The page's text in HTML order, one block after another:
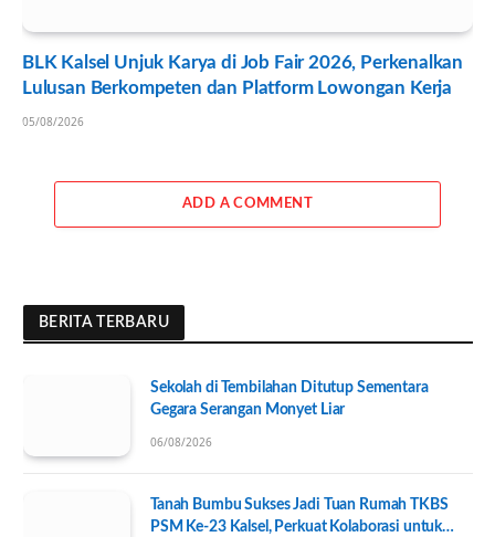
BLK Kalsel Unjuk Karya di Job Fair 2026, Perkenalkan
Lulusan Berkompeten dan Platform Lowongan Kerja
05/08/2026
ADD A COMMENT
BERITA TERBARU
Sekolah di Tembilahan Ditutup Sementara
Gegara Serangan Monyet Liar
06/08/2026
Tanah Bumbu Sukses Jadi Tuan Rumah TKBS
PSM Ke-23 Kalsel, Perkuat Kolaborasi untuk